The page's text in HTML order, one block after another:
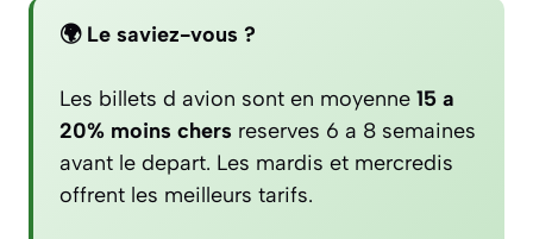
🌍 Le saviez-vous ?
Les billets d avion sont en moyenne 15 a
20% moins chers reserves 6 a 8 semaines
avant le depart. Les mardis et mercredis
offrent les meilleurs tarifs.